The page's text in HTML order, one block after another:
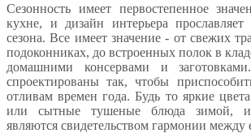
Сезонность имеет первостепенное
кухне, и дизайн интерьера прославляет
сезона. Все имеет значение - от свежих
подоконниках, до встроенных полок в
домашними консервами и
спроектированы так, чтобы
отливам времен года. Будь то яркие
или сытные тушеные блюда зимой,
являются свидетельством гармонии между